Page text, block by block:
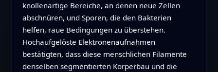
knollenartige Bereiche, an denen neue Zellen
abschnüren, und Sporen, die den Bakterien
helfen, raue Bedingungen zu überstehen.
Hochaufgelöste Elektronenaufnahmen
bestätigten, dass diese menschlichen Filamente
denselben segmentierten Körperbau und die